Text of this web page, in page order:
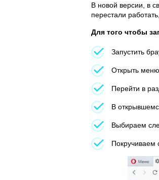
В новой версии, в
перестали
Для того чтобы
Запустить
Открыть
Перейти в
В
Выбираем
Покручиваем